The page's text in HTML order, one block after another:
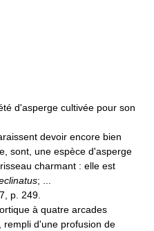
d'asperge cultivée pour son
devoir encore bien
sont, une espèce d'asperge
charmant : elle est
; ...
p. 249.
à quatre arcades
rempli d'une profusion de